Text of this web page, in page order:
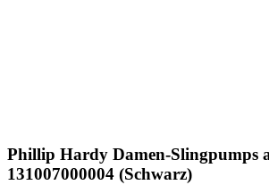
Phillip Hardy Damen-Slingpumps
131007000004 (Schwarz)